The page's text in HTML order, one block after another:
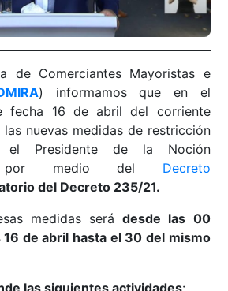
de Comerciantes Mayoristas e
) informamos que en el
fecha 16 de abril del corriente
nuevas medidas de restricción
el Presidente de la Noción
por medio del Decreto
del Decreto 235/21.
medidas serádesde las 00
de abril hasta el 30 del mismo